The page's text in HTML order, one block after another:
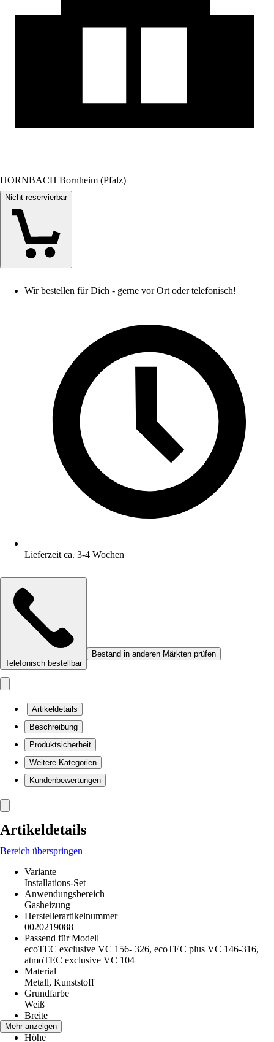
HORNBACH Bornheim (Pfalz)
Nicht reservierbar
Wir bestellen für Dich - gerne vor Ort oder telefonisch!
Lieferzeit ca. 3-4 Wochen
Telefonisch bestellbar
Bestand in anderen Märkten prüfen
Artikeldetails
Beschreibung
Produktsicherheit
Weitere Kategorien
Kundenbewertungen
Artikeldetails
Bereich überspringen
Variante
Installations-Set
Anwendungsbereich
Gasheizung
Herstellerartikelnummer
0020219088
Passend für Modell
ecoTEC exclusive VC 156- 326, ecoTEC plus VC 146-316,
atmoTEC exclusive VC 104
Material
Metall, Kunststoff
Grundfarbe
Weiß
Breite
570 mm
Höhe
Mehr anzeigen